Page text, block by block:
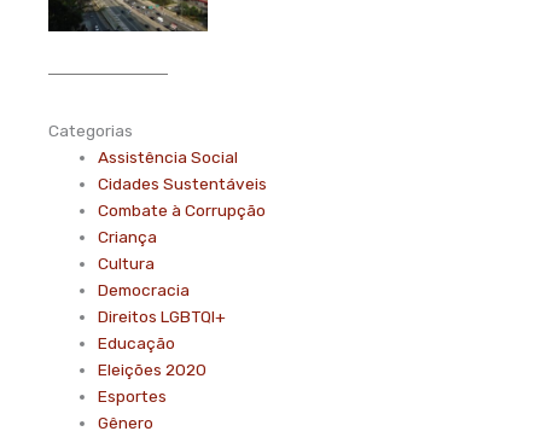
Categorias
Assistência Social
Cidades Sustentáveis
Combate à Corrupção
Criança
Cultura
Democracia
Direitos LGBTQI+
Educação
Eleições 2020
Esportes
Gênero